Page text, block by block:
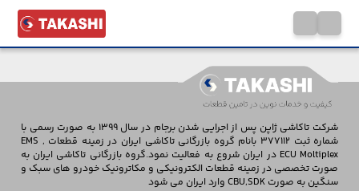
شرکت تاکاشی ژاپن پس از اجرایی شدن برجام در سال 1399 به صورت رسمی با
شماره ثبت 377112 بانام گروه بازرگانی تاکاشی ایران در زمینه قطعات EMS ,
ECU Moltiplex در ایران شروع به فعالیت نمود.گروه بازرگانی تاکاشی ایران به
صورت تخصصی در زمینه قطعات الکترونیکی و مکاترونیک خودرو های سبک و
سنگین به صورت CBU,SDK وارد ایران می شود